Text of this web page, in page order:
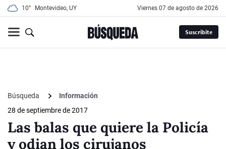
10° Montevideo, UY viernes 07 de agosto de 2026
Suscribite
Búsqueda
Información
28 de septiembre de 2017
Las balas que quiere la Policía
y odian los cirujanos